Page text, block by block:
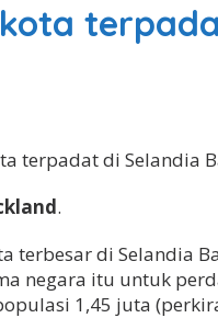
terpadat di Selandia
.
terbesar di Selandia
negara itu untuk
1,45 juta